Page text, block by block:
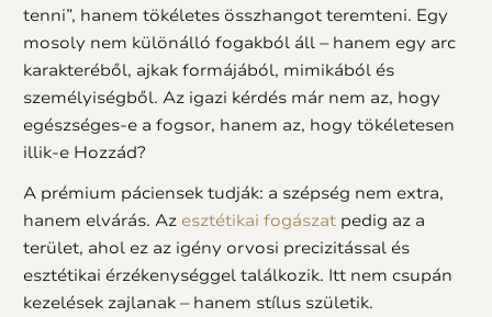
tenni”, hanem tökéletes összhangot teremteni. Egy
mosoly nem különálló fogakból áll – hanem egy arc
karakteréből, ajkak formájából, mimikából és
személyiségből. Az igazi kérdés már nem az, hogy
egészséges-e a fogsor, hanem az, hogy tökéletesen
illik-e Hozzád?
A prémium páciensek tudják: a szépség nem extra,
hanem elvárás. Az esztétikai fogászat pedig az a
terület, ahol ez az igény orvosi precizitással és
esztétikai érzékenységgel találkozik. Itt nem csupán
kezelések zajlanak – hanem stílus születik.